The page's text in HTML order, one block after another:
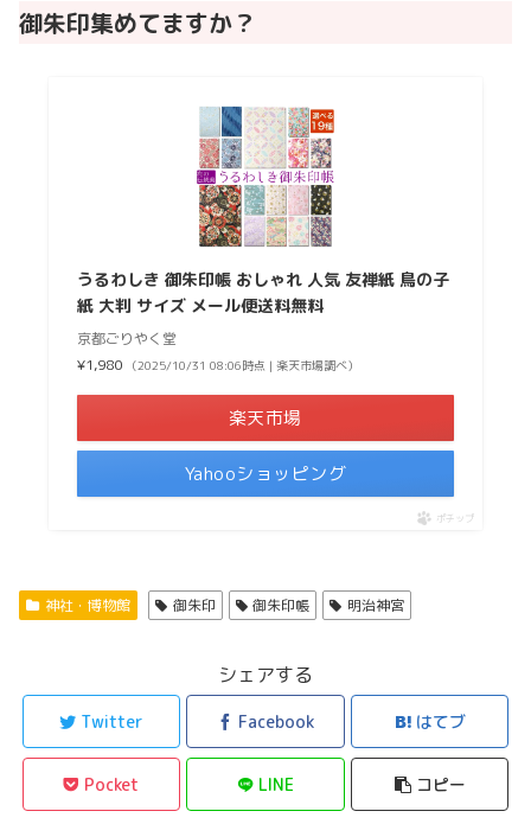
御朱印集めてますか？
うるわしき 御朱印帳 おしゃれ 人気 友禅紙 鳥の子
紙 大判 サイズ メール便送料無料
京都ごりやく堂
¥1,980
（2025/10/31 08:06時点 | 楽天市場調べ）
楽天市場
Yahooショッピング
ポチップ
神社・博物館 御朱印 御朱印帳 明治神宮
シェアする
Twitter Facebook はてブ
Pocket LINE コピー